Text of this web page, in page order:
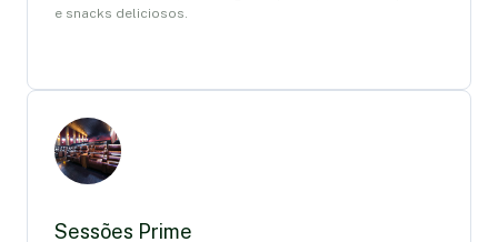
e snacks deliciosos.
Sessões Prime